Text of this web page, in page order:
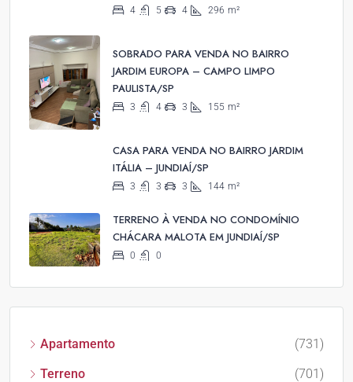
4 5 4 296 m²
SOBRADO PARA VENDA NO BAIRRO
JARDIM EUROPA – CAMPO LIMPO
PAULISTA/SP
3 4 3 155 m²
CASA PARA VENDA NO BAIRRO JARDIM
ITÁLIA – JUNDIAÍ/SP
3 3 3 144 m²
TERRENO À VENDA NO CONDOMÍNIO
CHÁCARA MALOTA EM JUNDIAÍ/SP
0 0
Apartamento
(731)
Terreno
(701)